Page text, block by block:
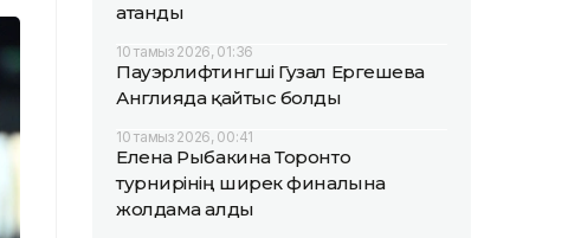
атанды
10 тамыз 2026, 01:36
Пауэрлифтингші Гузал Ергешева
Англияда қайтыс болды
10 тамыз 2026, 00:41
Елена Рыбакина Торонто
турнирінің ширек финалына
жолдама алды